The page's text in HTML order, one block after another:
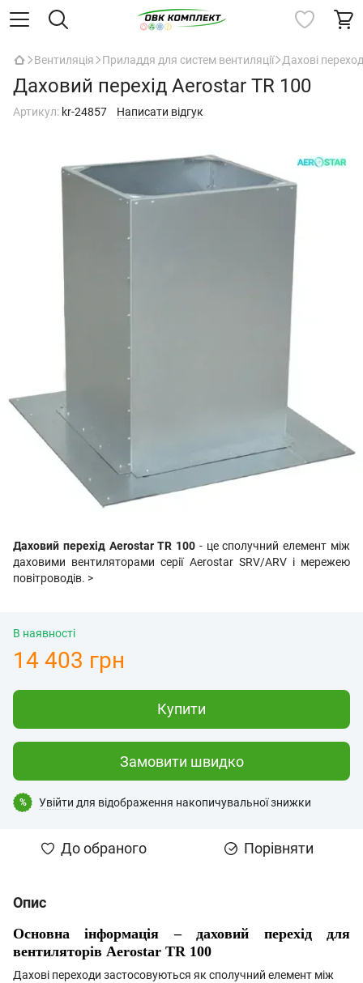
Вентиляція Приладдя для систем вентиляції Дахові
Даховий перехід Aerostar TR 100
Артикул: kr-24857 Написати відгук
Даховий перехід Aerostar TR 100 - це сполучний елемент між
даховими вентиляторами серії AerostarSRV/ARV і мережею
повітроводів. >
В наявності
14 403 грн
Купити
Замовити швидко
% Увійти для відображення накопичувальної знижки
До обраного Порівняти
Опис
Основна інформація – даховий перехід для
вентиляторів Aerostar TR 100
Дахові переходи застосовуються як сполучний елемент між